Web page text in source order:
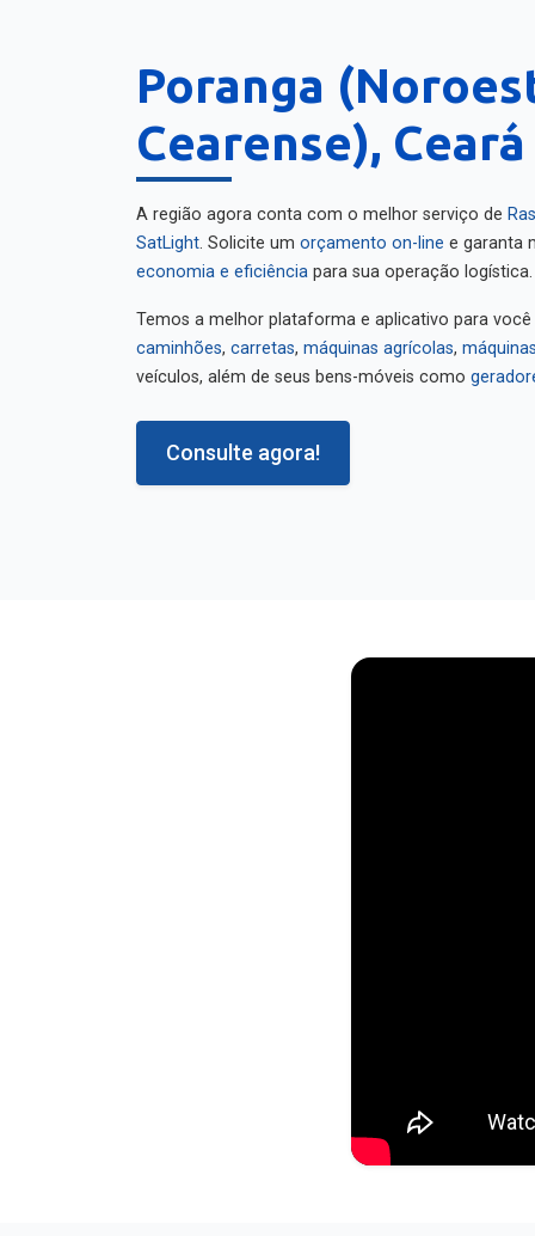
Poranga
Cearense), Ceará
A região agora conta com o melhor serviço de
SatLight
. Solicite um orçamento on-line
economia e eficiência
para sua operação logística.
Temos a melhor plataforma e aplicativo para
caminhões
máquinas agrícolas
veículos, além de seus bens-móveis como
Consulte agora!